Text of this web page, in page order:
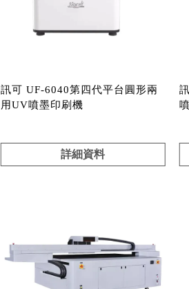
訊可 UF-6040第四代平台圓形兩
用UV噴墨印刷機
詳細資料